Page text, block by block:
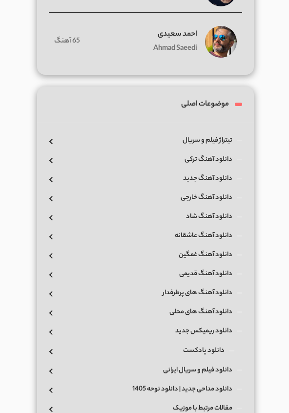
احمد سعیدی
Ahmad Saeedi
65 آهنگ
موضوعات اصلی
تیتراژ فیلم و سریال
دانلود آهنگ ترکی
دانلود آهنگ جدید
دانلود آهنگ خارجی
دانلود آهنگ شاد
دانلود آهنگ عاشقانه
دانلود آهنگ غمگین
دانلود آهنگ قدیمی
دانلود آهنگ های پرطرفدار
دانلود آهنگ های محلی
دانلود ریمیکس جدید
دانلود پادکست
دانلود فیلم و سریال ایرانی
دانلود مداحی جدید | دانلود نوحه 1405
مقالات مرتبط با موزیک